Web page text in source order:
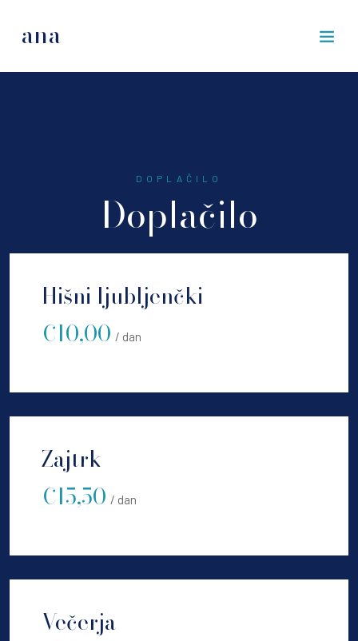
ana
DOPLAČILO
Doplačilo
Hišni ljubljenčki
€10,00 / dan
Zajtrk
€15,50 / dan
Večerja